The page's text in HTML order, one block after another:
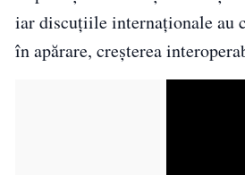
iar discuțiile internaționale au
în apărare, creșterea